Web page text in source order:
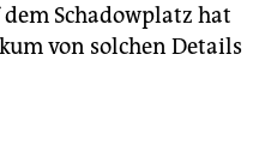
Schadowplatz hat
von solchen Details